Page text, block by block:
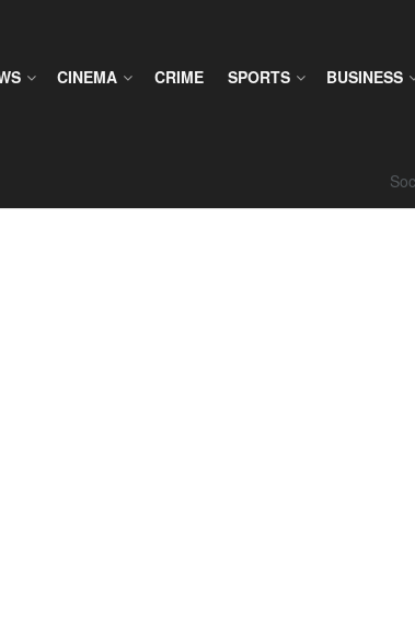
CINEMA CRIME SPORTS BUSINESS